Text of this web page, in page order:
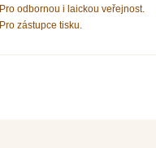
Pro odbornou i laickou veřejnost.
Pro zástupce tisku.